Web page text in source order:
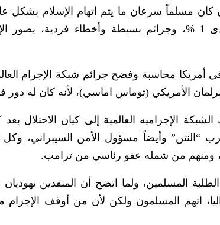
مسلماً سرعان ما يتم اتهام الإسلام بشكل
المجرمين على مستوى أمريكا لا تتعدى 1 %، وجرائم بسيطة وأخطاء
أمريكا محاسبة وفضح جرائم شبكة الإجرام
الأمريكي (توماس اماسي)، لأنه كان له دور
الإجراميه العالمية إلى كيان الاحتلال
وأيضاً مسؤول الأمن السيبراني، وكل
ومنهم من شمله عفو رئاسي من ترامب.
الطلبة المسلمين، ولما اتضح أن المنفذين
اتهم المسلمون ولكن لأن من أوقف الإجرام